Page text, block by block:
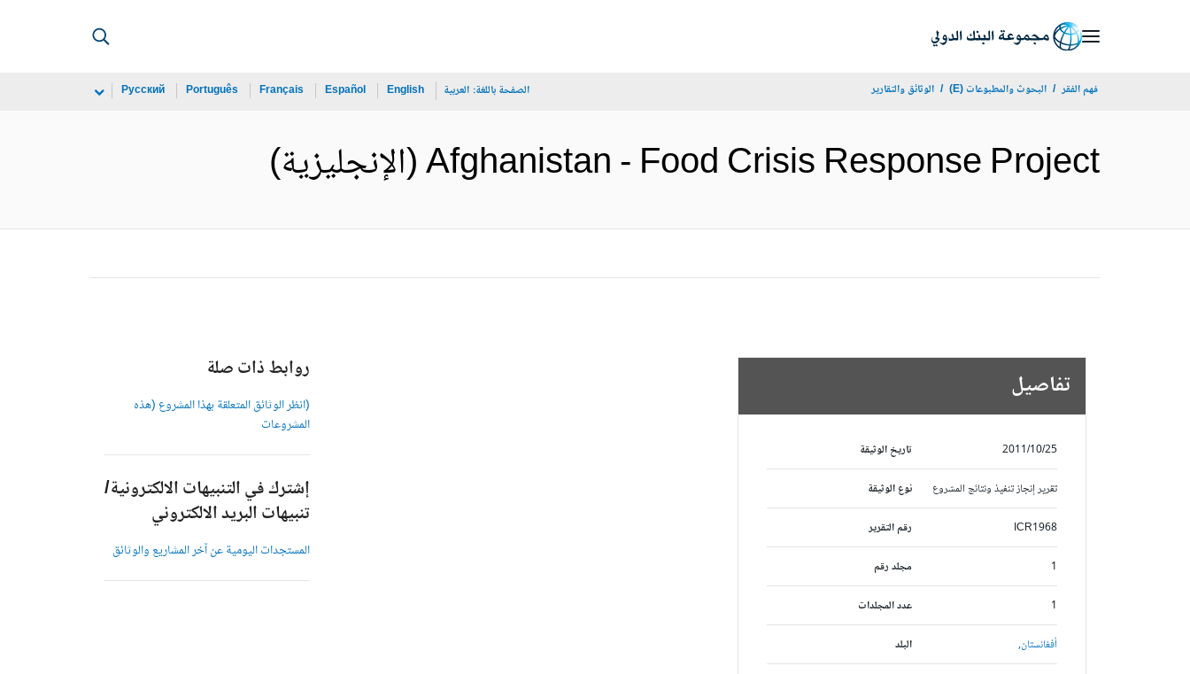
فهم الفقر البحوث والمطبوعات (E) الوثائق والتقارير الصفحة باللغة: العربية English
Español
Français
Português
Русский
Afghanistan - Food Crisis Response Project (الإنجليزية)
تفاصيل
تاريخ الوثيقة 2011/10/25
نوع الوثيقة تقرير إنجاز تنفيذ ونتائج المشروع
رقم التقرير ICR1968
مجلد رقم 1
عدد المجلدات 1
البلد أفغانستان,
روابط ذات صلة
(انظر الوثائق المتعلقة بهذا المشروع (هذه
المشروعات
إشترك في التنبيهات الالكترونية/
تنبيهات البريد الالكتروني
المستجدات اليومية عن آخر المشاريع والوثائق